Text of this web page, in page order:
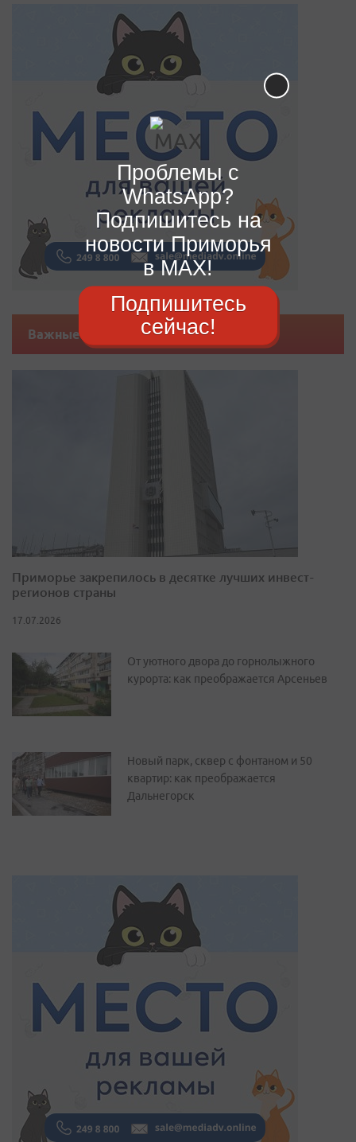
Важные новости
Приморье закрепилось в десятке лучших инвест-
регионов страны
17.07.2026
От уютного двора до горнолыжного
курорта: как преображается Арсеньев
Новый парк, сквер с фонтаном и 50
квартир: как преображается
Дальнегорск
Проблемы с
WhatsApp?
Подпишитесь на
новости Приморья
в MAX!
Подпишитесь
сейчас!